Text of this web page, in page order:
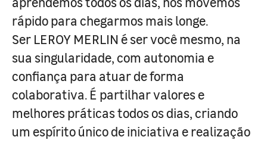
rápido para chegarmos mais longe.
Ser LEROY MERLIN é ser você mesmo, na
sua singularidade, com autonomia e
confiança para atuar de forma
colaborativa. É partilhar valores e
melhores práticas todos os dias, criando
um espírito único de iniciativa e realização